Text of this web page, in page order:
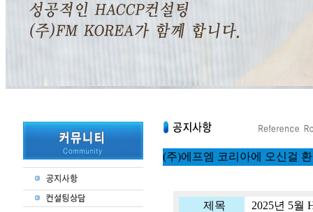
(주)에프엠 코리아에 오신걸
제목
2025년 5월